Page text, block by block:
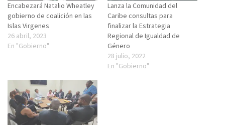
Encabezará Natalio Wheatley
gobierno de coalición en las
Islas Virgenes
26 abril, 2023
En "Gobierno"
Lanza la Comunidad del
Caribe consultas para
finalizar la Estrategia
Regional de Igualdad de
Género
28 julio, 2022
En "Gobierno"